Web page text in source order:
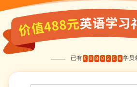
已有 8 0 8 0 2 0 9 学员